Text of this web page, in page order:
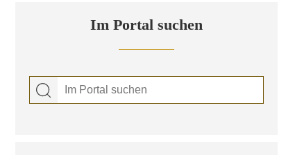
Im Portal suchen